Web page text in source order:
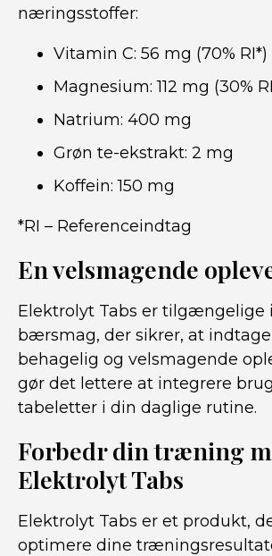
næringsstoffer:
Vitamin C: 56 mg (70% RI*)
Magnesium: 112 mg (30%
Natrium: 400 mg
Grøn te-ekstrakt: 2 mg
Koffein: 150 mg
*RI – Referenceindtag
En velsmagende
Elektrolyt Tabs er tilgængelige
bærsmag, der sikrer, at
behagelig og velsmagende
gør det lettere at integrere
tabeletter i din daglige rutine.
Forbedr din træning
Elektrolyt Tabs
Elektrolyt Tabs er et produkt,
optimere dine